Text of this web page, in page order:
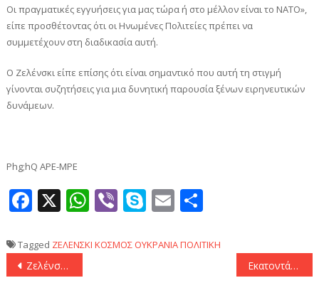
Οι πραγματικές εγγυήσεις για μας τώρα ή στο μέλλον είναι το ΝΑΤΟ»,
είπε προσθέτοντας ότι οι Ηνωμένες Πολιτείες πρέπει να
συμμετέχουν στη διαδικασία αυτή.
Ο Ζελένσκι είπε επίσης ότι είναι σημαντικό που αυτή τη στιγμή
γίνονται συζητήσεις για μια δυνητική παρουσία ξένων ειρηνευτικών
δυνάμεων.
Phg;hQ APE-MPE
Facebook
X WhatsApp
ViberSkype
Email
Tagged ΖΕΛΕΝΣΚΙ ΚΟΣΜΟΣ ΟΥΚΡΑΝΙΑΠΟΛΙΤΙΚΗ
Πλοήγηση
Ζελένσκι: «Οι εγγυήσεις ασφαλείας των Ευρωπαίων δεν θα είναι αρκετές για την Ουκρανία» Εκατοντάδες διαδηλωτές στη Δαμασκό υπέρ της δημοκρατίας και των δικαιωμάτων των γυναικών- Χιλιάδες Σύροι διαδήλωσαν στο Καμισλί υπέρ των κουρδικών δυνάμεων και κατά της Άγκυρας